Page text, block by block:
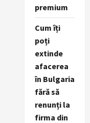
premium
Cum îți
poți
extinde
afacerea
în Bulgaria
fără să
renunți la
firma din